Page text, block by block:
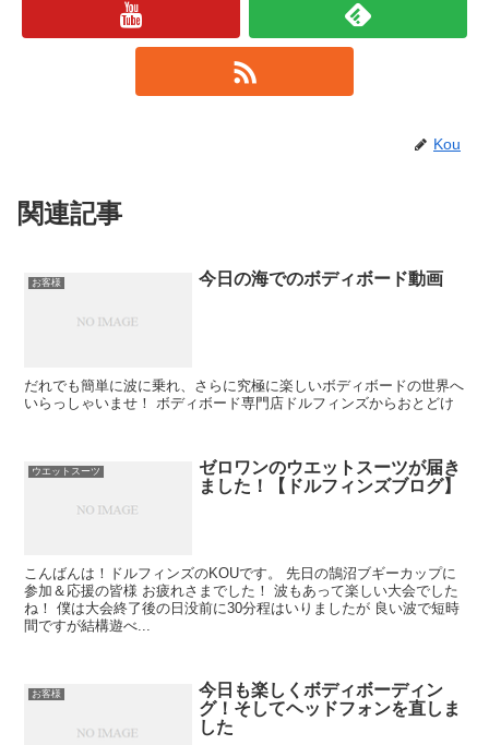
Kou
関連記事
お客様 今日の海でのボディボード動画
だれでも簡単に波に乗れ、さらに究極に楽しいボディボードの世界へ
いらっしゃいませ！ ボディボード専門店ドルフィンズからおとどけ
ウエットスーツ
ゼロワンのウエットスーツが届き
ました！【ドルフィンズブログ】
こんばんは！ドルフィンズのKOUです。 先日の鵠沼ブギーカップに
参加＆応援の皆様 お疲れさまでした！ 波もあって楽しい大会でした
ね！ 僕は大会終了後の日没前に30分程はいりましたが 良い波で短時
間ですが結構遊べ...
お客様
今日も楽しくボディボーディン
グ！そしてヘッドフォンを直しま
した